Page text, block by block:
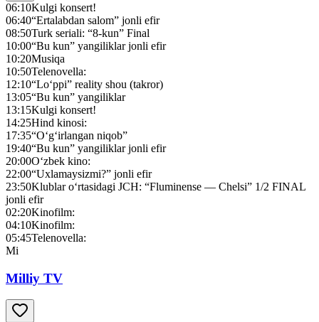
06:10Kulgi konsert!
06:40“Ertalabdan salom” jonli efir
08:50Turk seriali: “8-kun” Final
10:00“Bu kun” yangiliklar jonli efir
10:20Musiqa
10:50Telenovella:
12:10“Lo‘ppi” reality shou (takror)
13:05“Bu kun” yangiliklar
13:15Kulgi konsert!
14:25Hind kinosi:
17:35“O‘g‘irlangan niqob”
19:40“Bu kun” yangiliklar jonli efir
20:00O‘zbek kino:
22:00“Uxlamaysizmi?” jonli efir
23:50Klublar o‘rtasidagi JСH: “Fluminense — Chelsi” 1/2 FINAL
jonli efir
02:20Kinofilm:
04:10Kinofilm:
05:45Telenovella:
Mi
Milliy TV